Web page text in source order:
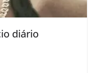
diário